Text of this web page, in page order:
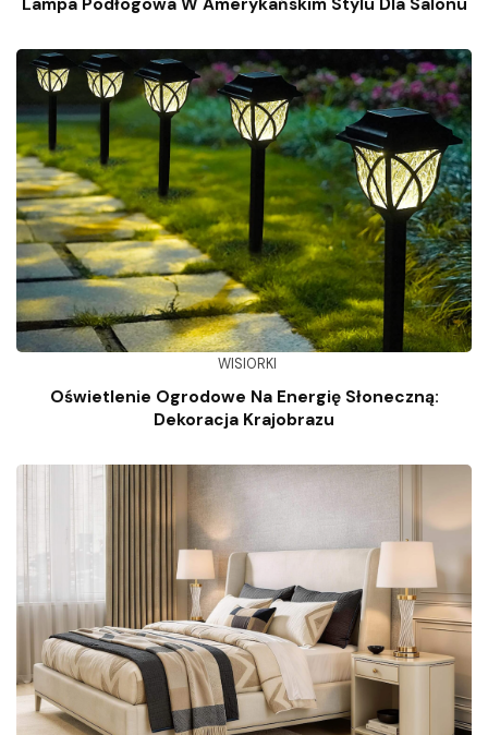
Lampa Podłogowa W Amerykańskim Stylu Dla Salonu
WISIORKI
Oświetlenie Ogrodowe Na Energię Słoneczną:
Dekoracja Krajobrazu